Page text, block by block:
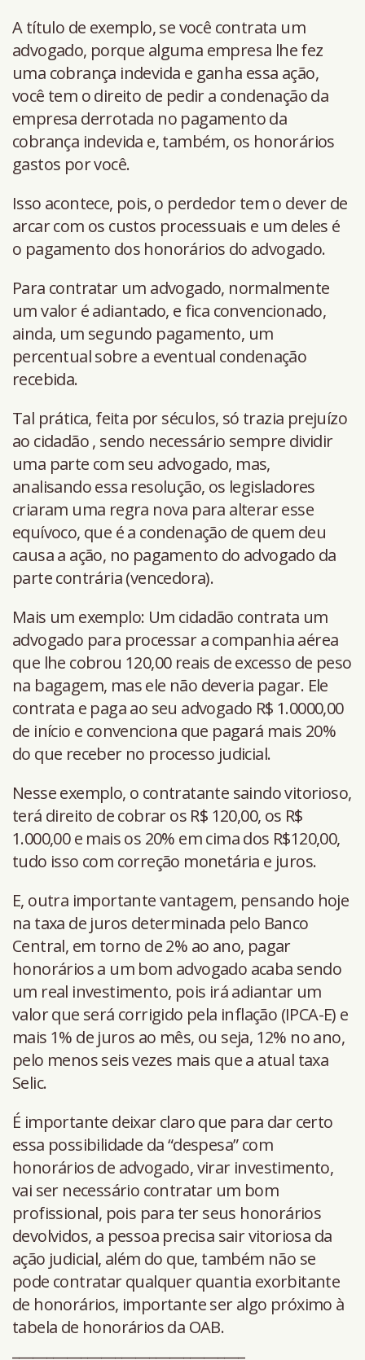
A título de exemplo, se você contrata um
advogado, porque alguma empresa lhe fez
uma cobrança indevida e ganha essa ação,
você tem o direito de pedir a condenação da
empresa derrotada no pagamento da
cobrança indevida e, também, os honorários
gastos por você.
Isso acontece, pois, o perdedor tem o dever de
arcar com os custos processuais e um deles é
o pagamento dos honorários do advogado.
Para contratar um advogado, normalmente
um valor é adiantado, e fica convencionado,
ainda, um segundo pagamento, um
percentual sobre a eventual condenação
recebida.
Tal prática, feita por séculos, só trazia prejuízo
ao cidadão , sendo necessário sempre dividir
uma parte com seu advogado, mas,
analisando essa resolução, os legisladores
criaram uma regra nova para alterar esse
equívoco, que é a condenação de quem deu
causa a ação, no pagamento do advogado da
parte contrária (vencedora).
Mais um exemplo: Um cidadão contrata um
advogado para processar a companhia aérea
que lhe cobrou 120,00 reais de excesso de peso
na bagagem, mas ele não deveria pagar. Ele
contrata e paga ao seu advogado R$ 1.0000,00
de início e convenciona que pagará mais 20%
do que receber no processo judicial.
Nesse exemplo, o contratante saindo vitorioso,
terá direito de cobrar os R$ 120,00, os R$
1.000,00 e mais os 20% em cima dos R$120,00,
tudo isso com correção monetária e juros.
E, outra importante vantagem, pensando hoje
na taxa de juros determinada pelo Banco
Central, em torno de 2% ao ano, pagar
honorários a um bom advogado acaba sendo
um real investimento, pois irá adiantar um
valor que será corrigido pela inflação (IPCA-E) e
mais 1% de juros ao mês, ou seja, 12% no ano,
pelo menos seis vezes mais que a atual taxa
Selic.
É importante deixar claro que para dar certo
essa possibilidade da “despesa” com
honorários de advogado, virar investimento,
vai ser necessário contratar um bom
profissional, pois para ter seus honorários
devolvidos, a pessoa precisa sair vitoriosa da
ação judicial, além do que, também não se
pode contratar qualquer quantia exorbitante
de honorários, importante ser algo próximo à
tabela de honorários da OAB.